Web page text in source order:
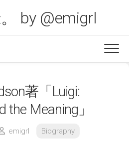
by @emigrl
著「Luigi:
the Meaning」
emigrl Biography